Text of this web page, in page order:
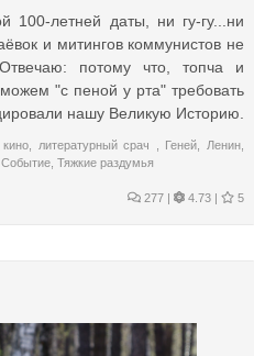
100-летней даты, ни гу-гу...ни
и митингов коммунистов не
потому что, топча и
"с пеной у рта" требовать
нашу Великую Историю.
,кино литературный срач Геней Ленин
Событие Тяжкие раздумья
277 | 4.73 | 5